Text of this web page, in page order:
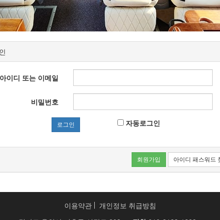
아이디 또는 이메일
비밀번호
로그인 자동로그인
회원가입 아이디 패스워드
이용약관
개인정보 취급방침